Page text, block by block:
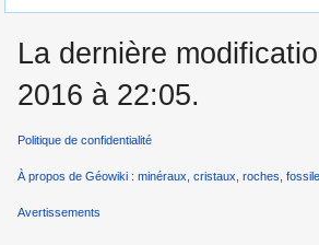
La dernière
2016 à 22:05.
Politique de confidentialité
À propos de Géowiki : minéraux, cristaux, roches,
Avertissements